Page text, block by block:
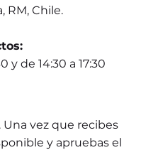
RM, Chile.
y de 14:30 a 17:30
. Una vez que recibes
y apruebas el